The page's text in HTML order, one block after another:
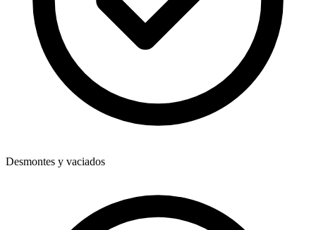
Desmontes y vaciados